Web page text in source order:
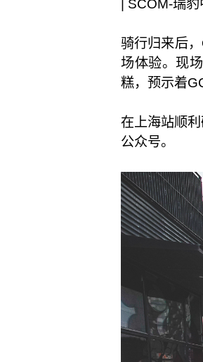
| SCOM-瑞
骑行归来后
场体验。现
糕，预示着
在上海站顺
公众号。